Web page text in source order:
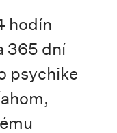
hodín
365 dní
psychike